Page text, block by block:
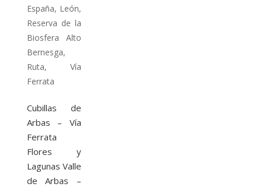
España, León,
Reserva de la
Biosfera Alto
Bernesga,
Ruta, Vía
Ferrata
Cubillas de
Arbas – Vía
Ferrata
Flores y
Lagunas Valle
de Arbas –